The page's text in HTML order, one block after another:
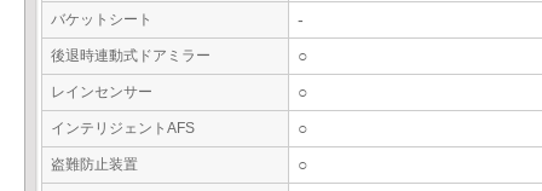
バケットシート -
後退時連動式ドアミラー ○
レインセンサー ○
インテリジェントAFS ○
盗難防止装置 ○